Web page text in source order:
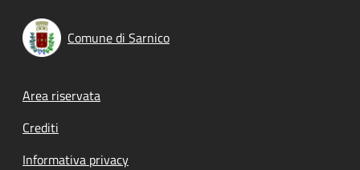
Comune di Sarnico
Footer menu
Area riservata
Crediti
Informativa privacy